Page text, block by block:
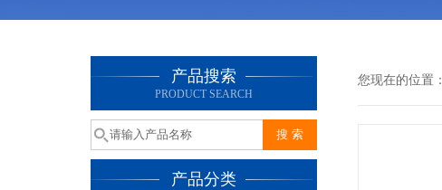
产品搜索
PRODUCT SEARCH
产品分类
您现在的位置：